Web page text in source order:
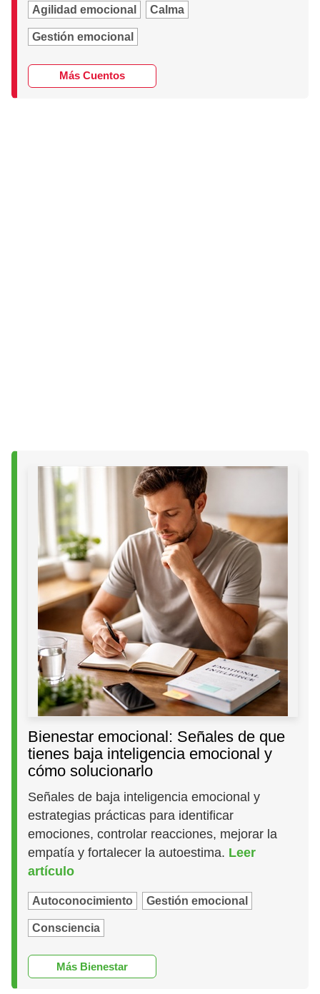
Agilidad emocional Calma
Gestión emocional
Más Cuentos
Bienestar emocional: Señales de que
tienes baja inteligencia emocional y
cómo solucionarlo
Señales de baja inteligencia emocional y
estrategias prácticas para identificar
emociones, controlar reacciones, mejorar la
empatía y fortalecer la autoestima. Leer
artículo
Autoconocimiento Gestión emocional
Consciencia
Más Bienestar